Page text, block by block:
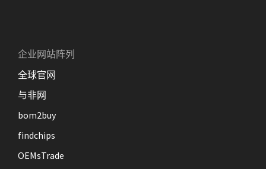
企业网站阵列
全球官网
与非网
bom2buy
findchips
OEMsTrade